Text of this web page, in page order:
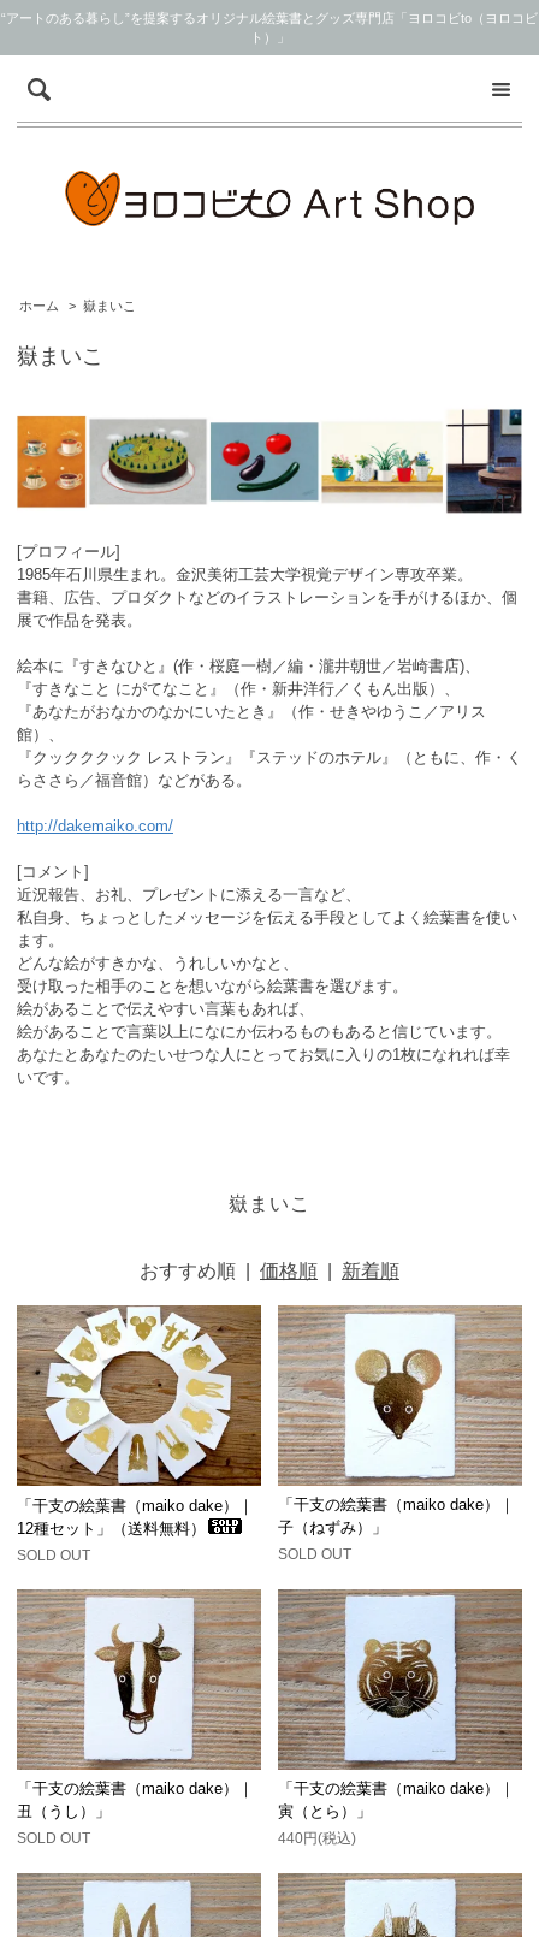
“アートのある暮らし”を提案するオリジナル絵葉書とグッズ専門店「ヨロコビto（ヨロコビ
ト）」
ホーム > 嶽まいこ
嶽まいこ
[プロフィール]
1985年石川県生まれ。金沢美術工芸大学視覚デザイン専攻卒業。
書籍、広告、プロダクトなどのイラストレーションを手がけるほか、個
展で作品を発表。
絵本に『すきなひと』(作・桜庭一樹／編・瀧井朝世／岩崎書店)、
『すきなこと にがてなこと』（作・新井洋行／くもん出版）、
『あなたがおなかのなかにいたとき』（作・せきやゆうこ／アリス
館）、
『クックククック レストラン』『ステッドのホテル』（ともに、作・く
らささら／福音館）などがある。
http://dakemaiko.com/
[コメント]
近況報告、お礼、プレゼントに添える一言など、
私自身、ちょっとしたメッセージを伝える手段としてよく絵葉書を使い
ます。
どんな絵がすきかな、うれしいかなと、
受け取った相手のことを想いながら絵葉書を選びます。
絵があることで伝えやすい言葉もあれば、
絵があることで言葉以上になにか伝わるものもあると信じています。
あなたとあなたのたいせつな人にとってお気に入りの1枚になれれば幸
いです。
嶽まいこ
おすすめ順 価格順 新着順
「干支の絵葉書（maiko dake）｜
12種セット」（送料無料）
SOLD OUT
「干支の絵葉書（maiko dake）｜
子（ねずみ）」
SOLD OUT
「干支の絵葉書（maiko dake）｜
丑（うし）」
SOLD OUT
「干支の絵葉書（maiko dake）｜
寅（とら）」
440円(税込)